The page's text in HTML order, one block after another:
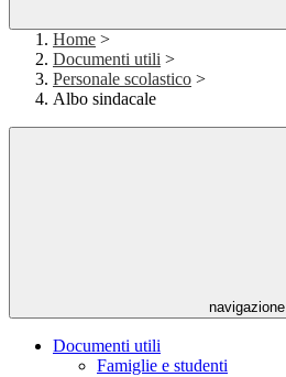
Home >
Documenti utili >
Personale scolastico >
Albo sindacale
navigazione
Documenti utili
Famiglie e studenti